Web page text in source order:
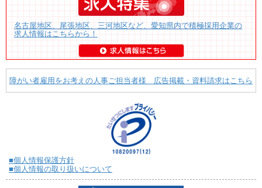
名古屋地区、尾張地区、三河地区など、愛知県内で積極採用企業の
求人情報はこちらから！
障がい者雇用をお考えの人事ご担当者様 広告掲載・資料請求はこちら
■個人情報保護方針
■個人情報の取り扱いについて